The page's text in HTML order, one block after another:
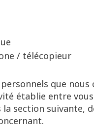
/ télécopieur
que
établie entre
la section suivante,